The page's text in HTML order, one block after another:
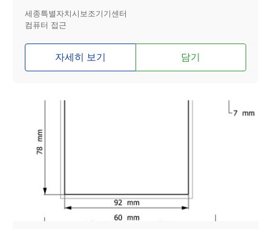
세종특별자치시보조기기센터
컴퓨터 접근
자세히 보기 담기